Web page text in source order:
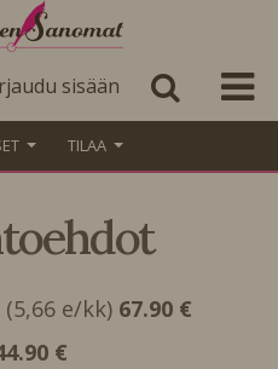
sisään
TILAA
e/kk) 67.90 €
€